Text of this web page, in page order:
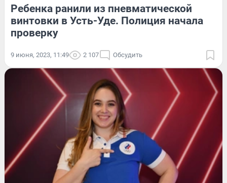
Ребенка ранили из пневматической
винтовки в Усть-Уде. Полиция начала
проверку
9 июня, 2023, 11:49 2 107 Обсудить